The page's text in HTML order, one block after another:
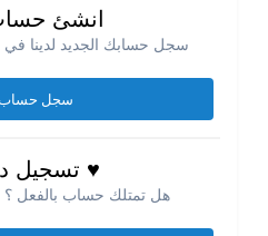
انشئ
سجل حسابك الجديد لدينا في
سجل حساب
♥ تسجيل
هل تمتلك حساب بالفعل